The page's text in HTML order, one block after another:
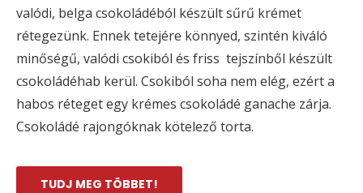
valódi, belga csokoládéból készült sűrű krémet
rétegezünk. Ennek tetejére könnyed, szintén kiváló
minőségű, valódi csokiból és friss tejszínből készült
csokoládéhab kerül. Csokiból soha nem elég, ezért a
habos réteget egy krémes csokoládé ganache zárja.
Csokoládé rajongóknak kötelező torta.
TUDJ MEG TÖBBET!